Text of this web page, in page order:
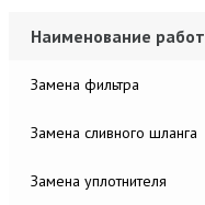
Наименование работ
Замена фильтра
Замена сливного шланга
Замена уплотнителя